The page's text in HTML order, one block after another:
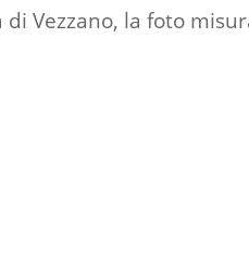
Vezzano, la foto